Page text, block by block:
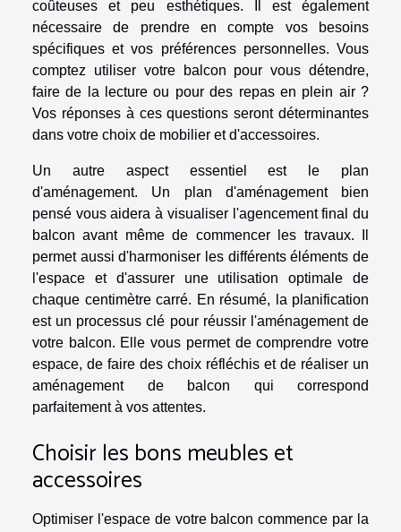
coûteuses et peu esthétiques. Il est également
nécessaire de prendre en compte vos besoins
spécifiques et vos préférences personnelles. Vous
comptez utiliser votre balcon pour vous détendre,
faire de la lecture ou pour des repas en plein air ?
Vos réponses à ces questions seront déterminantes
dans votre choix de mobilier et d'accessoires.
Un autre aspect essentiel est le plan
d'aménagement. Un plan d'aménagement bien
pensé vous aidera à visualiser l'agencement final du
balcon avant même de commencer les travaux. Il
permet aussi d'harmoniser les différents éléments de
l'espace et d'assurer une utilisation optimale de
chaque centimètre carré. En résumé, la planification
est un processus clé pour réussir l'aménagement de
votre balcon. Elle vous permet de comprendre votre
espace, de faire des choix réfléchis et de réaliser un
aménagement de balcon qui correspond
parfaitement à vos attentes.
Choisir les bons meubles et
accessoires
Optimiser l'espace de votre balcon commence par la